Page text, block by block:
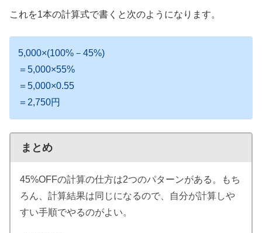
これを1本の計算式で書くと次のようになります。
5,000×(100%－45%)
＝5,000×55%
＝5,000×0.55
＝2,750円
まとめ
45%OFFの計算の仕方は2つのパターンがある。もち
ろん、計算結果は同じになるので、自分が計算しや
すい手順でやるのがよい。